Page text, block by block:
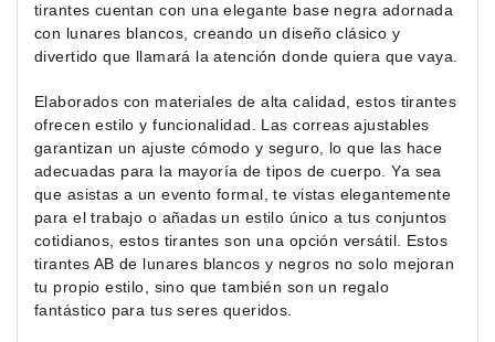
tirantes cuentan con una elegante base negra adornada
con lunares blancos, creando un diseño clásico y
divertido que llamará la atención donde quiera que vaya.
Elaborados con materiales de alta calidad, estos tirantes
ofrecen estilo y funcionalidad. Las correas ajustables
garantizan un ajuste cómodo y seguro, lo que las hace
adecuadas para la mayoría de tipos de cuerpo. Ya sea
que asistas a un evento formal, te vistas elegantemente
para el trabajo o añadas un estilo único a tus conjuntos
cotidianos, estos tirantes son una opción versátil. Estos
tirantes AB de lunares blancos y negros no solo mejoran
tu propio estilo, sino que también son un regalo
fantástico para tus seres queridos.